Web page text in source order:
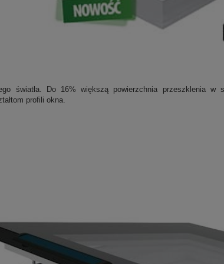
2 069,00 zł
światła. Do 16% większą powierzchnia przeszklenia w
profili okna.